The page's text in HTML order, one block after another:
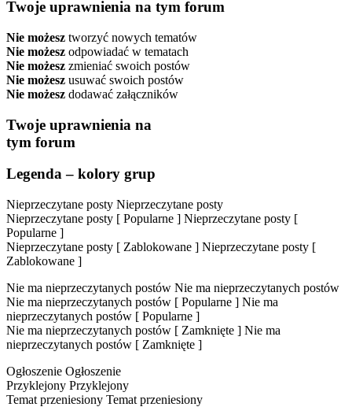
Twoje uprawnienia na tym forum
Nie możesz tworzyć nowych tematów
Nie możesz odpowiadać w tematach
Nie możesz zmieniać swoich postów
Nie możesz usuwać swoich postów
Nie możesz dodawać załączników
Twoje uprawnienia na
tym forum
Legenda – kolory grup
Nieprzeczytane posty Nieprzeczytane posty
Nieprzeczytane posty [ Popularne ] Nieprzeczytane posty [
Popularne ]
Nieprzeczytane posty [ Zablokowane ] Nieprzeczytane posty [
Zablokowane ]
Nie ma nieprzeczytanych postów Nie ma nieprzeczytanych postów
Nie ma nieprzeczytanych postów [ Popularne ] Nie ma
nieprzeczytanych postów [ Popularne ]
Nie ma nieprzeczytanych postów [ Zamknięte ] Nie ma
nieprzeczytanych postów [ Zamknięte ]
Ogłoszenie Ogłoszenie
Przyklejony Przyklejony
Temat przeniesiony Temat przeniesiony